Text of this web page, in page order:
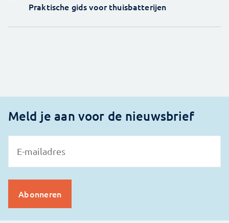
Praktische gids voor thuisbatterijen
Meld je aan voor de nieuwsbrief